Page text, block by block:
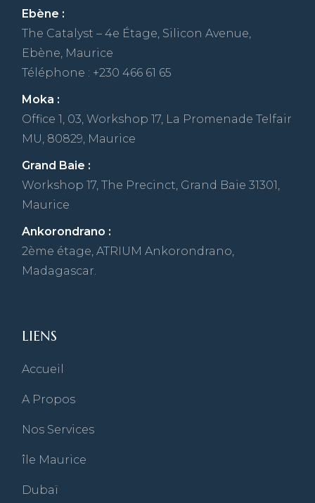
Ebène :
The Catalyst – 4e Étage, Silicon Avenue,
Ebène, Maurice
Téléphone : +230 466 61 65
Moka :
Office 1, 03, Workshop 17, La Promenade Telfair
MU, 80829, Maurice
Grand Baie :
Workshop 17, The Precinct, Grand Baie 31301,
Maurice
Ankorondrano :
2ème étage, ATRIUM Ankorondrano,
Madagascar.
LIENS
Accueil
A Propos
Nos Services
île Maurice
Dubaï